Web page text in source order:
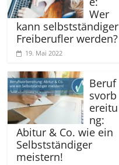
Wer
kann selbstständiger
Freiberufler werden?
19. Mai 2022
Beruf
svorb
ereitu
ng:
Abitur & Co. wie ein
Selbstständiger
meistern!